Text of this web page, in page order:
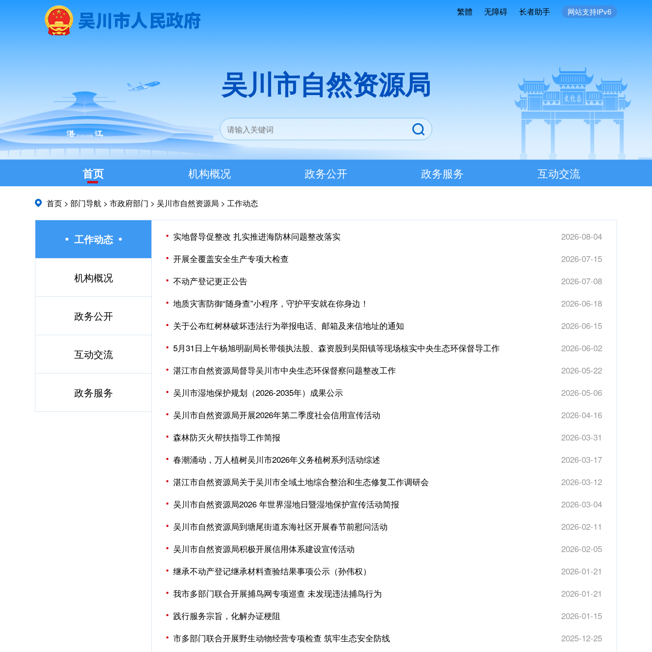
繁體 无障碍 长者助手 网站支持IPv6
吴川市自然资源局
首页 机构概况 政务公开 政务服务 互动交流
首页 > 部门导航 > 市政府部门 > 吴川市自然资源局 > 工作动态
工作动态
机构概况
政务公开
互动交流
政务服务
实地督导促整改 扎实推进海防林问题整改落实
2026-08-04
开展全覆盖安全生产专项大检查
2026-07-15
不动产登记更正公告
2026-07-08
地质灾害防御“随身查”小程序，守护平安就在你身边！
2026-06-18
关于公布红树林破坏违法行为举报电话、邮箱及来信地址的通知
2026-06-15
5月31日上午杨旭明副局长带领执法股、森资股到吴阳镇等现场核实中央生态环保督导工作
2026-06-02
湛江市自然资源局督导吴川市中央生态环保督察问题整改工作
2026-05-22
吴川市湿地保护规划（2026-2035年）成果公示
2026-05-06
吴川市自然资源局开展2026年第二季度社会信用宣传活动
2026-04-16
森林防灭火帮扶指导工作简报
2026-03-31
春潮涌动，万人植树吴川市2026年义务植树系列活动综述
2026-03-17
湛江市自然资源局关于吴川市全域土地综合整治和生态修复工作调研会
2026-03-12
吴川市自然资源局2026 年世界湿地日暨湿地保护宣传活动简报
2026-03-04
吴川市自然资源局到塘尾街道东海社区开展春节前慰问活动
2026-02-11
吴川市自然资源局积极开展信用体系建设宣传活动
2026-02-05
继承不动产登记继承材料查验结果事项公示（孙伟权）
2026-01-21
我市多部门联合开展捕鸟网专项巡查 未发现违法捕鸟行为
2026-01-21
践行服务宗旨，化解办证梗阻
2026-01-15
市多部门联合开展野生动物经营专项检查 筑牢生态安全防线
2025-12-25